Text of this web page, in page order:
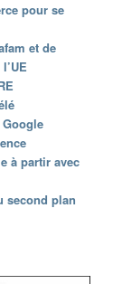
pour se
et de
à partir avec
second plan